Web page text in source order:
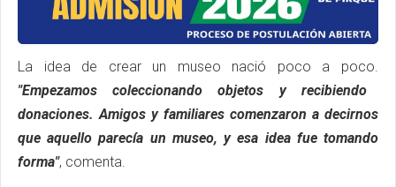
La idea de crear un museo nació poco a poco.
"Empezamos coleccionando objetos y recibiendo
donaciones. Amigos y familiares comenzaron a decirnos
que aquello parecía un museo, y esa idea fue tomando
forma", comenta.